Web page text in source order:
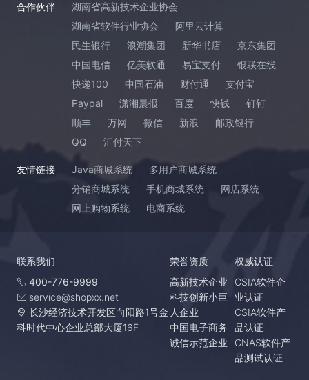
合作伙伴
湖南省高新技术企业协会
湖南省软件行业协会
阿里云计算
民生银行
浪潮集团 新华书店
京东集团
中国电信
亿美软通 易宝支付
银联在线
快递100
中国石油 财付通
支付宝
Paypal
潇湘晨报 百度 快钱
钉钉
顺丰
万网 微信 新浪
邮政银行
QQ
汇付天下
友情链接 Java商城系统
多用户商城系统
分销商城系统
手机商城系统
网店系统
网上购物系统
电商系统
联系我们
400-776-9999
service@shopxx.net
长沙经济技术开发区向阳路1号金
科时代中心企业总部大厦16F
荣誉资质
高新技术企业
科技创新小巨
人企业
中国电子商务
诚信示范企业
权威认证
CSIA软件企
业认证
CSIA软件产
品认证
CNAS软件产
品测试认证